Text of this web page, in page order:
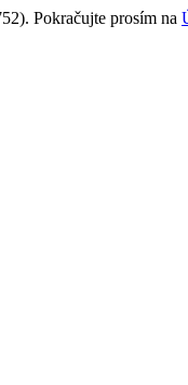
Pokračujte prosím na